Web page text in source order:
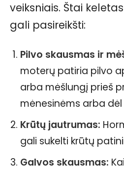
veiksniais. Štai
gali pasireikšti:
Pilvo skausmas ir
moterų patiria pilvo
arba mėšlungį prieš
mėnesinėms arba
Krūtų jautrumas:
gali sukelti krūtų
Galvos skausmas: